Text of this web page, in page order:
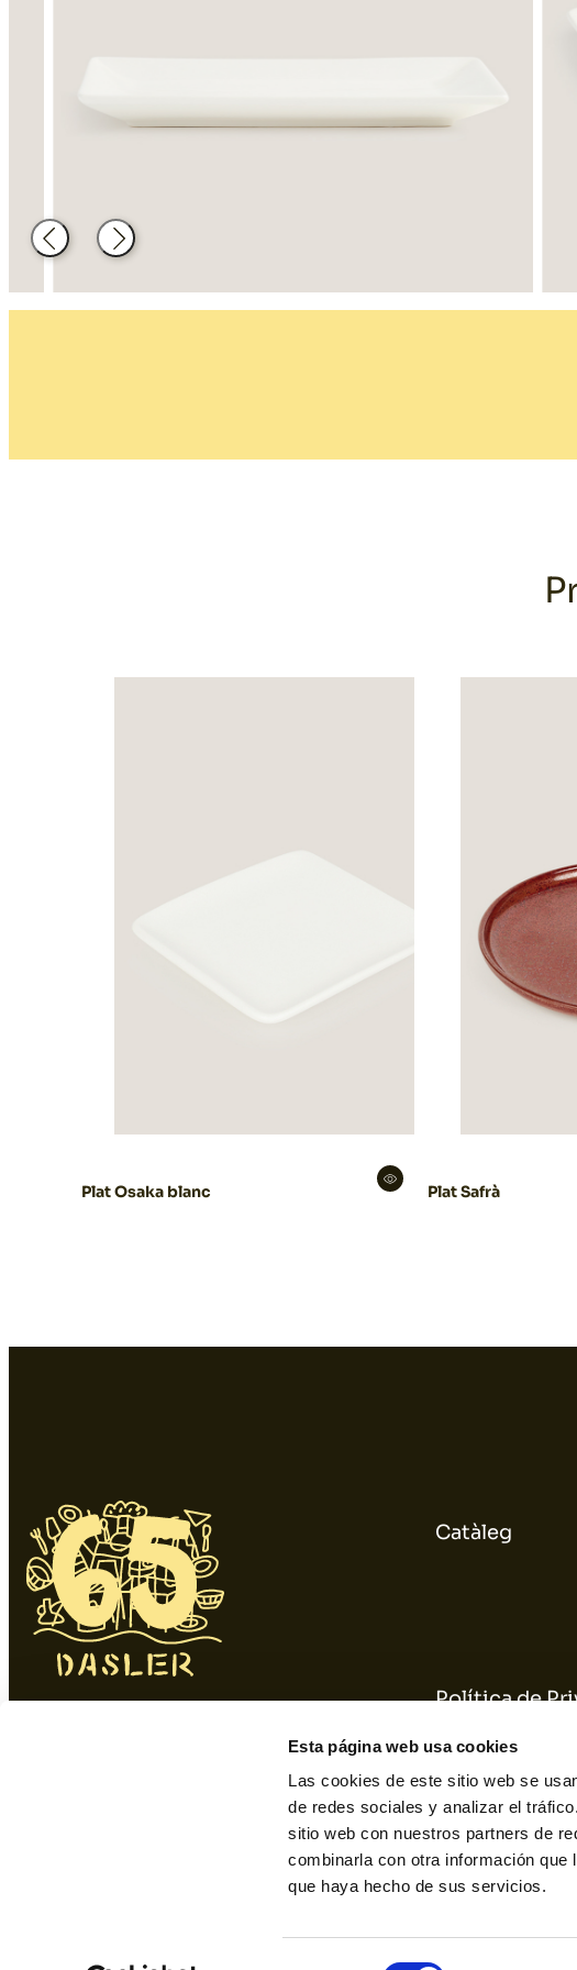
Esta página web usa cookies
Las cookies de este sitio web se
de redes sociales y analizar el
sitio web con nuestros partners de
combinarla con otra información que
que haya hecho de sus servicios.
Material de
Enrere Següent
Plat Osaka blanc Plat Safrà
Catàleg
Política de
Política de